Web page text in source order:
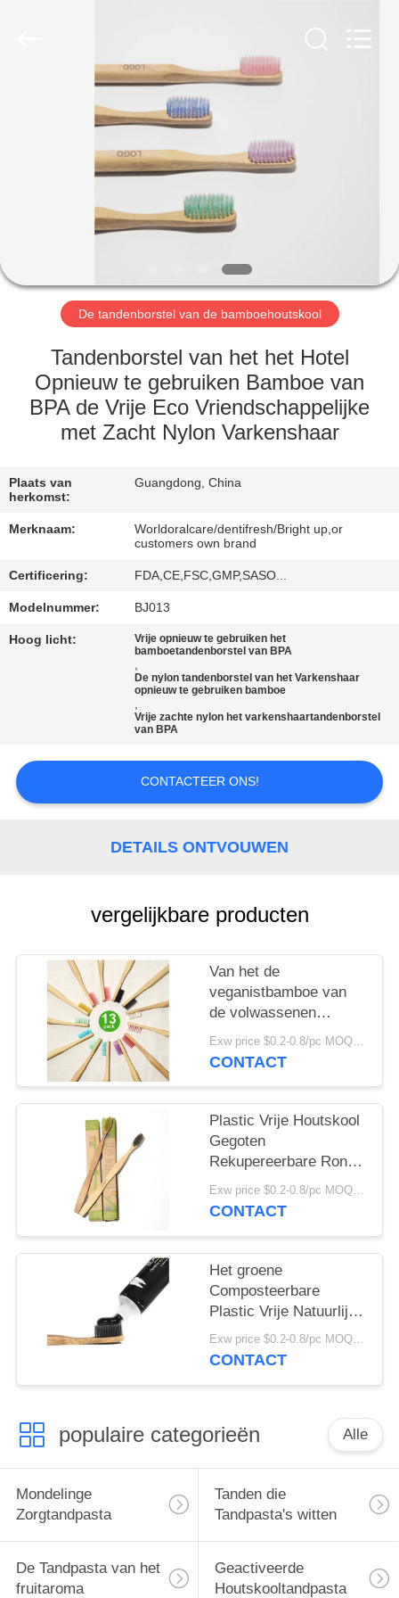
PRODUCTEN
VIDEO'S
ONGEVEER
ONS
FABRIEKSREIS
KWALITEITSCONTROLE
ONS
OM
EEN
CITAAT
De tandenborstel van de bamboehoutskool
Tandenborstel van het het Hotel
Opnieuw te gebruiken Bamboe van
BPA de Vrije Eco Vriendschappelijke
met Zacht Nylon Varkenshaar
Plaats van
herkomst:
Guangdong, China
Merknaam:
Worldoralcare/dentifresh/Bright up,or
customers own brand
Certificering: FDA,CE,FSC,GMP,SASO...
Modelnummer: BJ013
Hoog licht:
Vrije opnieuw te gebruiken het
bamboetandenborstel van BPA
,
De nylon tandenborstel van het Varkenshaar
opnieuw te gebruiken bamboe
,
Vrije zachte nylon het varkenshaartandenborstel
van BPA
CONTACTEER ONS!
DETAILS ONTVOUWEN
vergelijkbare producten
Van het de
veganistbamboe van
de volwassenen
Mondelinge Zorg de
Houtskooltandenborstel
Exw price $0.2-0.8/pc MOQ:100pcs
CONTACT
Plastic Vrije Houtskool
Gegoten
Rekupereerbare Ronde
het
Bamboetandenborstel
Exw price $0.2-0.8/pc MOQ:100pcs
CONTACT
Het groene
Composteerbare
Plastic Vrije Natuurlijke
Embleem van de de
Tandenborsteldouane
Exw price $0.2-0.8/pc MOQ:100pcs
CONTACT
populaire categorieën Alle
Mondelinge
Zorgtandpasta
Tanden die
Tandpasta's witten
De Tandpasta van het
fruitaroma
Geactiveerde
Houtskooltandpasta